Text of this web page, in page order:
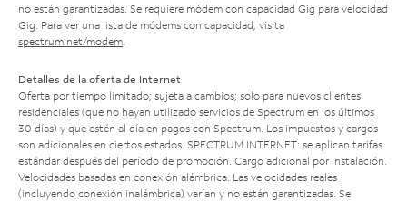
no están garantizadas. Se requiere módem con capacidad Gig para velocidad
Gig. Para ver una lista de módems con capacidad, visita
spectrum.net/modem
Detalles de la oferta de Internet
Oferta por tiempo limitado; sujeta a cambios; solo para nuevos clientes
residenciales (que no hayan utilizado servicios de Spectrum en los últimos
30 días) y que estén al día en pagos con Spectrum. Los impuestos y cargos
son adicionales en ciertos estados. SPECTRUM INTERNET: se aplican tarifas
estándar después del período de promoción. Cargo adicional por instalación.
Velocidades basadas en conexión alámbrica. Las velocidades reales
(incluyendo conexión inalámbrica) varían y no están garantizadas. Se